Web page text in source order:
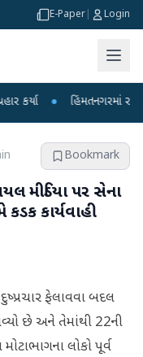
E-Paper Login
● હિંમતનગરમાં રહસ્યમય
Bookmark
મીડિયા પર સેના
કાર્યવાહી
ફેલાવવા બદલ
છે અને તેમાંથી 22ની
લોકો પૂર્વ